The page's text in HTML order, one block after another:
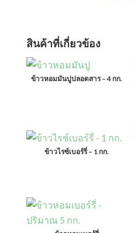
สินค้าที่เกี่ยวข้อง
ข้าวหอมมันปูปลอดสาร – 4 กก.
ข้าวไรซ์เบอร์รี่ – 1 กก.